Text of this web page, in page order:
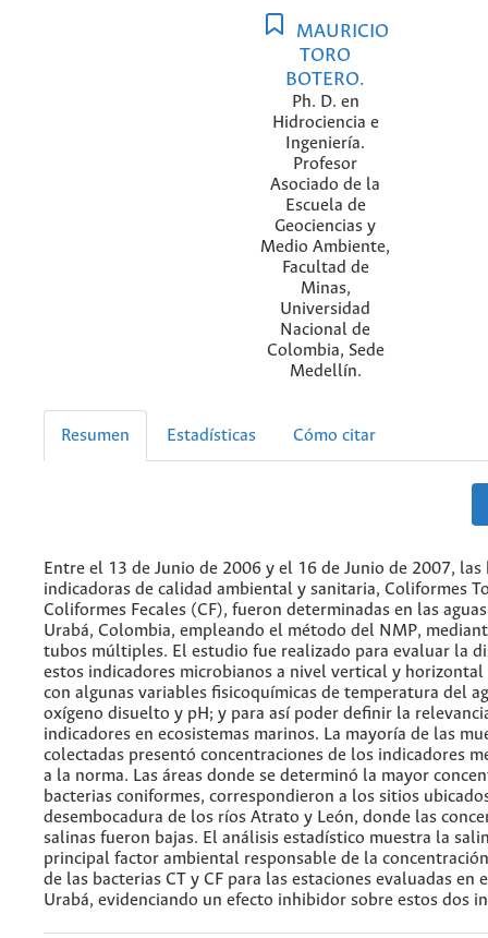
MAURICIO
TORO
BOTERO.
Ph. D. en
Hidrociencia e
Ingeniería.
Profesor
Asociado de la
Escuela de
Geociencias y
Medio Ambiente,
Facultad de
Minas,
Universidad
Nacional de
Colombia, Sede
Medellín.
Resumen Estadísticas Cómo citar
Entre el 13 de Junio de 2006 y el 16 de Junio de 2007, las
indicadoras de calidad ambiental y sanitaria, Coliformes
Coliformes Fecales (CF), fueron determinadas en las
Urabá, Colombia, empleando el método del NMP,
tubos múltiples. El estudio fue realizado para evaluar la
estos indicadores microbianos a nivel vertical y
con algunas variables fisicoquímicas de temperatura del
oxígeno disuelto y pH; y para así poder definir la
indicadores en ecosistemas marinos. La mayoría de las
colectadas presentó concentraciones de los indicadores
a la norma. Las áreas donde se determinó la mayor
bacterias coniformes, correspondieron a los sitios
desembocadura de los ríos Atrato y León, donde las
salinas fueron bajas. El análisis estadístico muestra la
principal factor ambiental responsable de la
de las bacterias CT y CF para las estaciones evaluadas en
Urabá, evidenciando un efecto inhibidor sobre estos dos